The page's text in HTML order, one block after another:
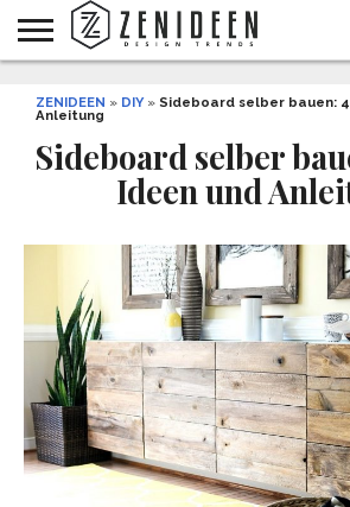
INNENDESIGN
ARCHITEKTUR
GARTEN
UND
LIFESTYLE
DEKO
&
DIY
STYLE
REZEPTE
GESUNDHEIT
WEIHNACHTEN
ZENIDEEN » DIY» Sideboard selber bauen:
Anleitung
Sideboard selber
Ideen und